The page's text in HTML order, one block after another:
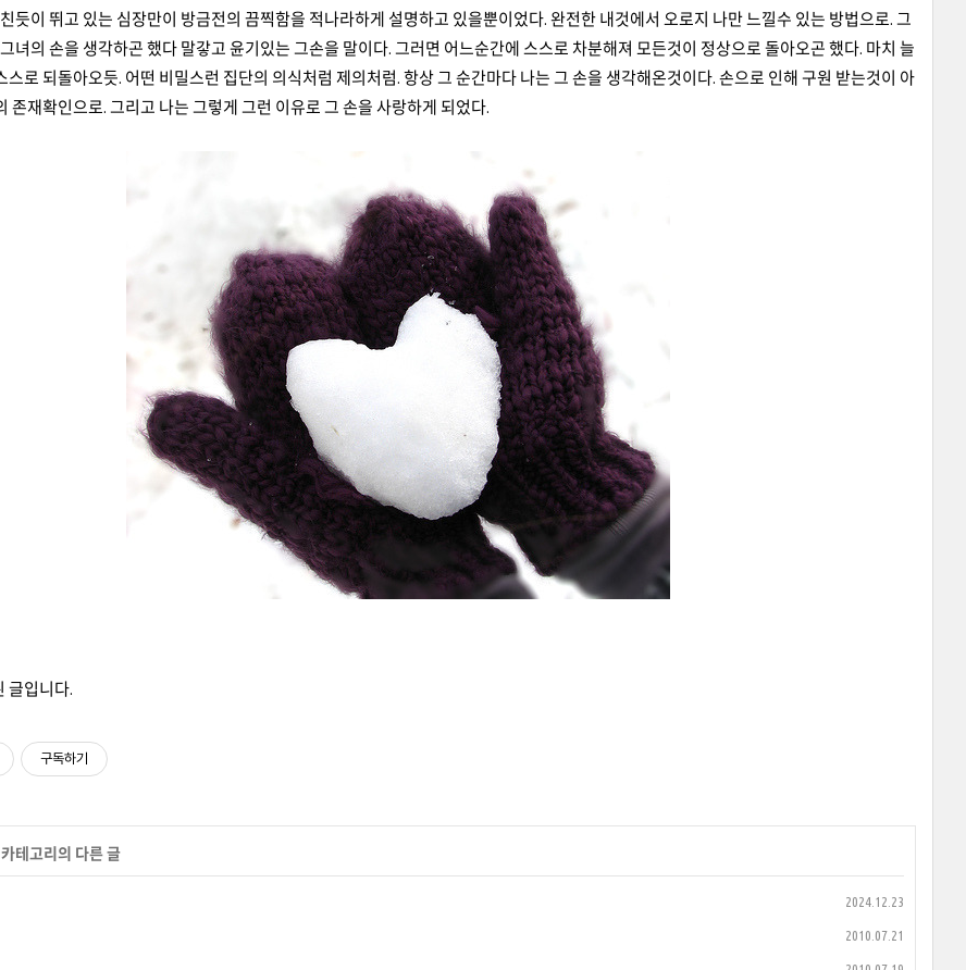
듯이 뛰고 있는 심장만이 방금전의 끔찍함을 적나라하게 설명하고 있을뿐이었다. 완전한 내것에서 오로지 나만 느낄수 있는 방법으로. 그
녀의 손을 생각하곤 했다 말갛고 윤기있는 그손을 말이다. 그러면 어느순간에 스스로 차분해져 모든것이 정상으로 돌아오곤 했다. 마치 늘
스로 되돌아오듯. 어떤 비밀스런 집단의 의식처럼 제의처럼. 항상 그 순간마다 나는 그 손을 생각해온것이다. 손으로 인해 구원 받는것이 아
존재확인으로. 그리고 나는 그렇게 그런 이유로 그 손을 사랑하게 되었다.
글입니다.
구독하기
테고리의 다른 글
2024.12.23
2010.07.21